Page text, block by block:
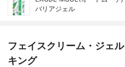
バリアジェル
フェイスクリーム・ジェ
キング